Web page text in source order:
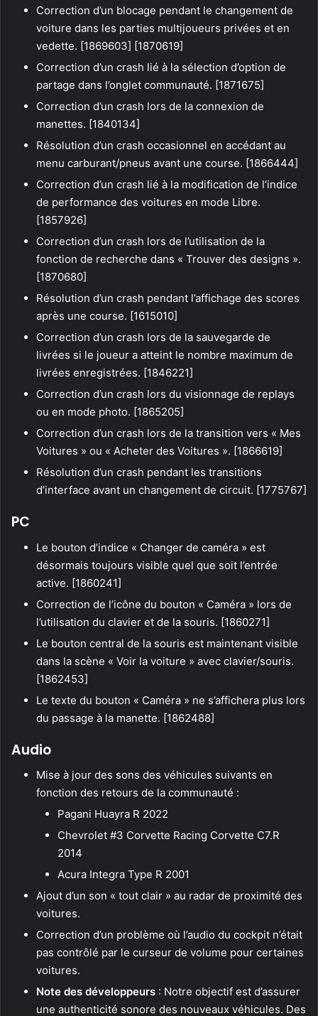
Correction d’un blocage pendant le changement de
voiture dans les parties multijoueurs privées et en
vedette. [1869603] [1870619]
Correction d’un crash lié à la sélection d’option de
partage dans l’onglet communauté. [1871675]
Correction d’un crash lors de la connexion de
manettes. [1840134]
Résolution d’un crash occasionnel en accédant au
menu carburant/pneus avant une course. [1866444]
Correction d’un crash lié à la modification de l’indice
de performance des voitures en mode Libre.
[1857926]
Correction d’un crash lors de l’utilisation de la
fonction de recherche dans « Trouver des designs ».
[1870680]
Résolution d’un crash pendant l’affichage des scores
après une course. [1615010]
Correction d’un crash lors de la sauvegarde de
livrées si le joueur a atteint le nombre maximum de
livrées enregistrées. [1846221]
Correction d’un crash lors du visionnage de replays
ou en mode photo. [1865205]
Correction d’un crash lors de la transition vers « Mes
Voitures » ou « Acheter des Voitures ». [1866619]
Résolution d’un crash pendant les transitions
d’interface avant un changement de circuit. [1775767]
PC
Le bouton d’indice « Changer de caméra » est
désormais toujours visible quel que soit l’entrée
active. [1860241]
Correction de l’icône du bouton « Caméra » lors de
l’utilisation du clavier et de la souris. [1860271]
Le bouton central de la souris est maintenant visible
dans la scène « Voir la voiture » avec clavier/souris.
[1862453]
Le texte du bouton « Caméra » ne s’affichera plus lors
du passage à la manette. [1862488]
Audio
Mise à jour des sons des véhicules suivants en
fonction des retours de la communauté :
Pagani Huayra R 2022
Chevrolet #3 Corvette Racing Corvette C7.R
2014
Acura Integra Type R 2001
Ajout d’un son « tout clair » au radar de proximité des
voitures.
Correction d’un problème où l’audio du cockpit n’était
pas contrôlé par le curseur de volume pour certaines
voitures.
Note des développeurs : Notre objectif est d’assurer
une authenticité sonore des nouveaux véhicules. Des